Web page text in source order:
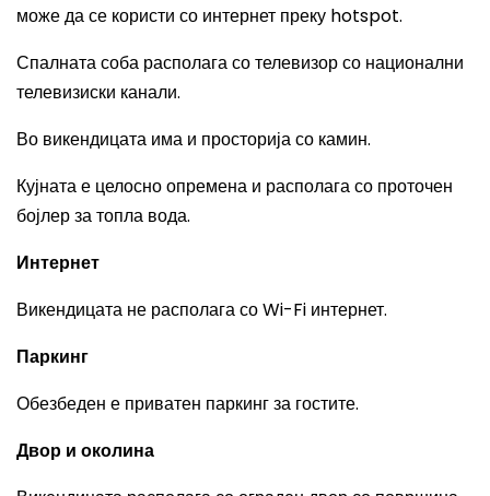
може да се користи со интернет преку hotspot.
Спалната соба располага со телевизор со национални
телевизиски канали.
Во викендицата има и просторија со камин.
Кујната е целосно опремена и располага со проточен
бојлер за топла вода.
Интернет
Викендицата не располага со Wi-Fi интернет.
Паркинг
Обезбеден е приватен паркинг за гостите.
Двор и околина